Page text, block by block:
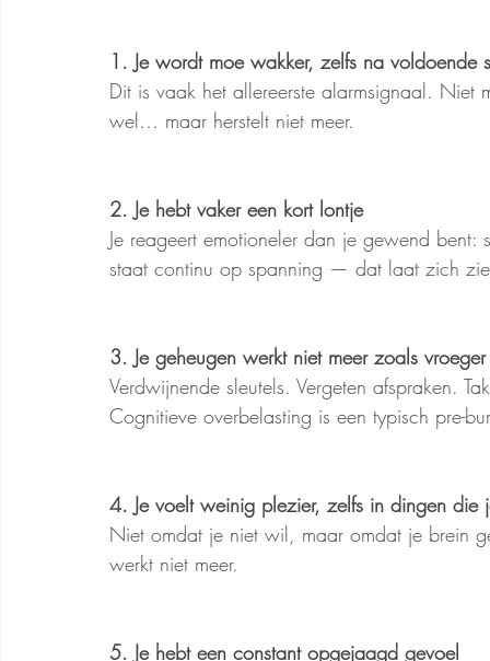
1. Je wordt moe wakker, zelfs na voldoende
Dit is vaak het allereerste alarmsignaal.
wel… maar herstelt niet meer.
2. Je hebt vaker een kort lontje
Je reageert emotioneler dan je gewend
staat continu op spanning — dat laat zich
3. Je geheugen werkt niet meer zoals vroeger
Verdwijnende sleutels. Vergeten afspraken.
Cognitieve overbelasting is een typisch pre-
4. Je voelt weinig plezier, zelfs in dingen die
Niet omdat je niet wil, maar omdat je brein
werkt niet meer.
5. Je hebt een constant opgejaagd gevoel